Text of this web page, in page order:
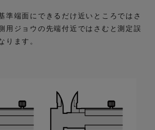
準端面にできるだけ近いところではさ
用ジョウの先端付近ではさむと測定誤
ります。